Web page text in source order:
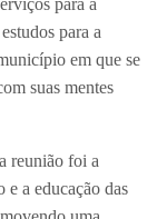
para a
para a
em que se
suas mentes
reunião foi a
e a educação das